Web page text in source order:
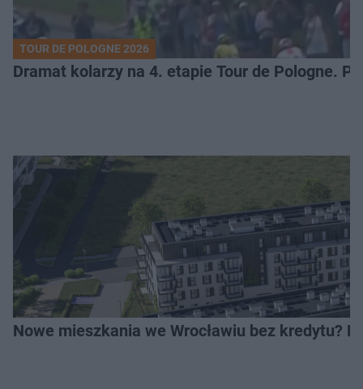
TOUR DE POLOGNE 2026
Dramat kolarzy na 4. etapie Tour de Pologne.
Nowe mieszkania we Wrocławiu bez kredytu?